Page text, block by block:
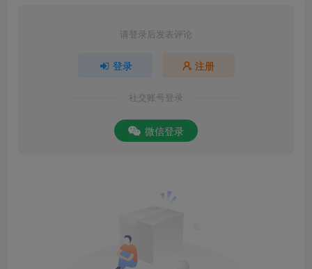
请登录后发表评论
登录 注册
社交账号登录
微信登录